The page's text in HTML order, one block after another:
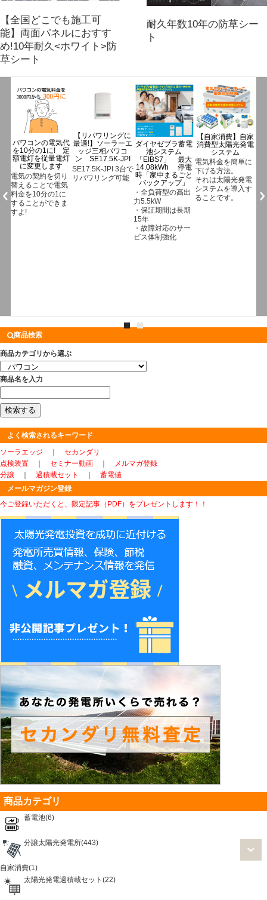
【全国どこでも施工可
能】両面パネルにおすす
め!10年耐久<ホワイト>防
草シート
耐久年数10年の防草シー
ト
ダイヤゼブラ蓄電
池システム
「EIBS7」 最大
14.08kWh 停電
時「家中まるごと
バックアップ」
・全負荷型の高出
力5.5kW
・保証期間は長期
【自家消費】自家
消費型太陽光発電
システム
電気料金を簡単に
下げる方法。
それは太陽光発電
ジンコソーラー蓄
電池
「SUNTANK」
長期保証の15年
ジンコソーラー蓄
電池
「SUNTANK」
長期保証の15年
【eソラメンテ-Z
eZ-10】低圧発電
所のパネル点検は
これ1台でOK
【eソラメンテ-
Z(eZ-10)でできる
こと】
商品検索
商品カテゴリから選ぶ
商品名を入力
よく検索されるキーワード
ソーラエッジ ｜ セカンダリ
点検装置 ｜ セミナー動画 ｜
メルマガ登録
分譲 ｜ 過積載セット ｜ 蓄電値
メールマガジン登録
今ご登録いただくと、限定記事（PDF）をプレゼントします！！
商品カテゴリ
蓄電池(6)
分譲太陽光発電所(443)
自家消費(1)
太陽光発電過積載セット(22)